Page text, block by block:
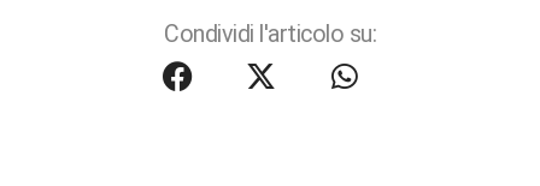
Condividi l'articolo su: